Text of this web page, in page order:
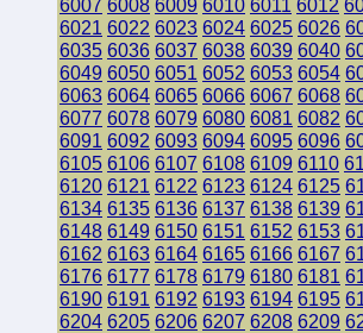
6007 6008 6009 6010 6011 6012
6021 6022 6023 6024 6025 6026
6035 6036 6037 6038 6039 6040
6049 6050 6051 6052 6053 6054
6063 6064 6065 6066 6067 6068
6077 6078 6079 6080 6081 6082
6091 6092 6093 6094 6095 6096
6105 6106 6107 6108 6109 6110
6120 6121 6122 6123 6124 6125
6134 6135 6136 6137 6138 6139
6148 6149 6150 6151 6152 6153
6162 6163 6164 6165 6166 6167
6176 6177 6178 6179 6180 6181
6190 6191 6192 6193 6194 6195
6204 6205 6206 6207 6208 6209